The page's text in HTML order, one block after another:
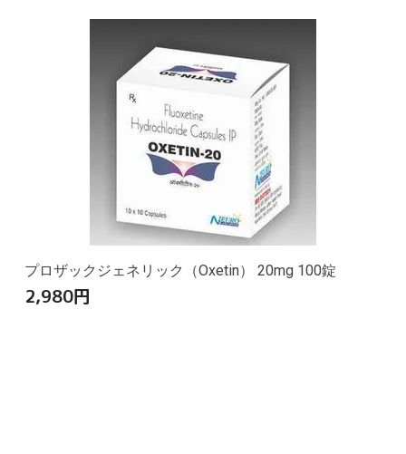
プロザックジェネリック（Oxetin） 20mg 100錠
2,980円